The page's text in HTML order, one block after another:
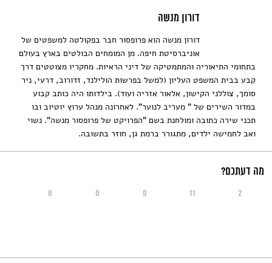
דורון מנשה
דורון מנשה הוא פרופסור חבר בפקולטה למשפטים של
אוניברסיטת חיפה. מן המומחים הבולטים בארץ בעולם
בתחומי התיאוריה והמתמטיקה של דיני הראיות. מחקריו מצוטטים דרך
קבע בבית המשפט העליון (למשל בפרשות הולילנד, זדורוב, דרעי, ניר
סומך, צוללני הקישון, אלאור אזריה ועוד). בילדותו היה כותב קבוע
במדור השירים של " מעריב לנוער". לאחרונה מנהל ערוץ יוטיוב ובו
תכני שירה כתובה ומולחנת בשם "הפרויקט של פרופסור מנשה". נשוי
ואב לחמישה ילדים, מתגורר ברמת גן, חוזר בתשובה.
מה דעתכם?
0 0 0 11 2